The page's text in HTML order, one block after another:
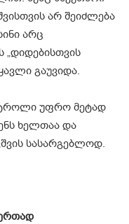
არ შეიძლება
არც
„დიდებისთვის
გაუვიდა.
უფრო მეტად
ხელთაა და
სასარგებლოდ.